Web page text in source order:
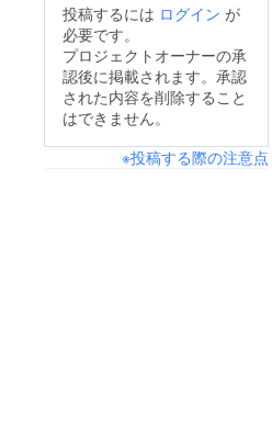
投稿するには ログイン が
必要です。
プロジェクトオーナーの承
認後に掲載されます。承認
された内容を削除すること
はできません。
※投稿する際の注意点